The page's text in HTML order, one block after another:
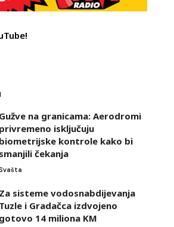
Gužve na granicama: Aerodromi
privremeno isključuju
biometrijske kontrole kako bi
smanjili čekanja
Za sisteme vodosnabdijevanja
Tuzle i Gradačca izdvojeno
gotovo 14 miliona KM